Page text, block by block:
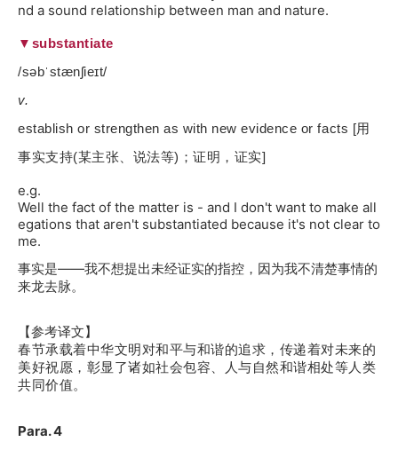
nd a sound relationship between man and nature.
▼substantiate
/səbˈstænʃieɪt/
v.
establish or strengthen as with new evidence or facts [用
事实支持(某主张、说法等)；证明，证实]
e.g.
Well the fact of the matter is - and I don't want to make all
egations that aren't substantiated because it's not clear to
me.
事实是——我不想提出未经证实的指控，因为我不清楚事情的
来龙去脉。
【参考译文】
春节承载着中华文明对和平与和谐的追求，传递着对未来的
美好祝愿，彰显了诸如社会包容、人与自然和谐相处等人类
共同价值。
Para. 4